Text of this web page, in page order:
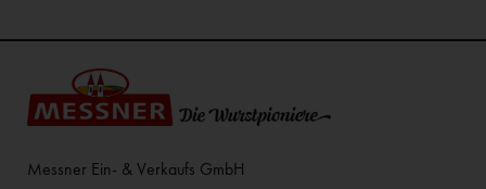
Messner Ein- & Verkaufs GmbH